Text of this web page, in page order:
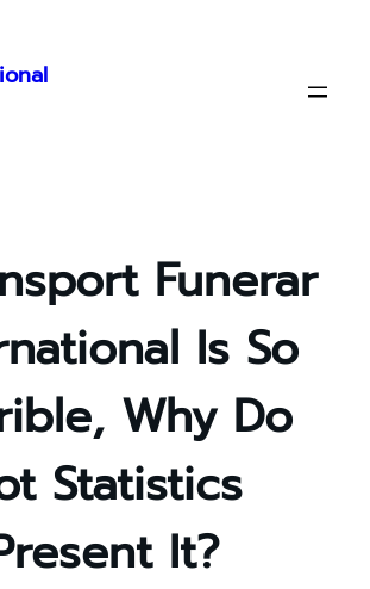
Funerar
Is So
Why Do
Statistics
It?